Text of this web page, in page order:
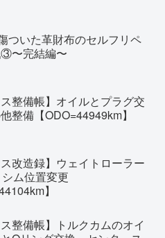
ついた革財布のセルフリペ
〜完結編〜
ス整備帳】オイルとプラグ交
整備【ODO=44949km】
ス改造録】ウェイトローラー
ム位置変更
】
ス整備帳】トルクカムのオイ